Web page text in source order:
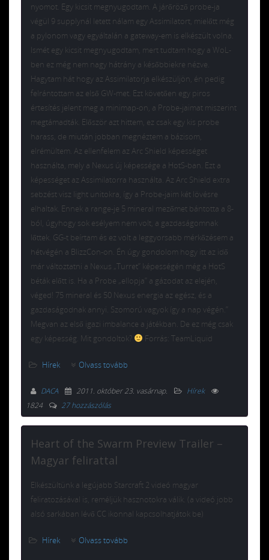
nyomot. Egy kicsit megnyugodtam. A járőröző probe-ja
végül 9 supplynál letett nálam egy Assimilatort, mielőtt még
a pylonom vagy egyáltalán a gateway-em is elkészült volna.
Ismét egy kicsit megnyugodtam, mert tudtam hogy a WoL-
ben ez még nem nagy hátrány a későbbiekre nézve.
Hagytam hát hogy az Assimilatorja elkészüljön, én pedig
felrántottam az első GW-met. Ezt követően egy piros
értesítés jelent meg a minimap-on, a Probe-jaimat miszerint
megtámadták. Először azt hittem, ez csak egy kis probe
harass, de miután jobban megnéztem a bázisom,
elrémültem. Az ellenfelem az Arc Shield képességet
használta, mely a Nexus új képessége a HotS-ban. Ezt a
képességet az Assimilatorra használta. Az Arc Shield extra
sebzést visz light unitokra, így a Probe-jaim két lövésre
elhaltak. Ennek a range-je 5 mineral mezőmet bántotta a 8-
ból, úgyhogy sok esélyem nem volt, a gazdaságomnak
lőttek. GG-t beírtam és ez volt a leggyorsabb mérkőzésem a
hétvégén a BlizzCon-on. Én úgy gondolom hogy itt az idő
már változtatni a Nexus „Turret” képességén még a HotS
béták előtt is. Ha a Probe „ellopja” a gázodat az elején,
véged! 75 mineral és 50 Nexus energia az egész, és a
gazdaságodnak annyi. Szomorú vagyok így a nap végén.”
Megvan az első igazi imbalance a játékban. De ez még csak
egy képesség. Mit gondoltok?
Forrás: TeamLiquid
Hírek Olvass tovább
DACA 2011. október 23. vasárnap.
Hírek
1824
27 hozzászólás
Heart of the Swarm Preview Trailer –
Magyar felirattal
Elkészültünk a legújabb Starcraft 2 videó magyar
feliratozásával is, reméljük hasznotokra válik. (a videó jobb
alsó sarkában lévő CC ikonnal kapcsolhatjátok be)
Hírek Olvass tovább